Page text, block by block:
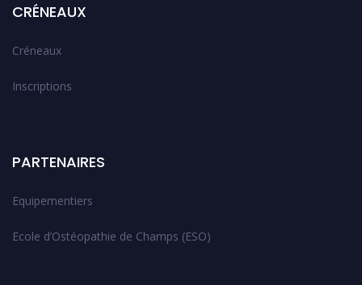
CRÉNEAUX
Créneaux
Inscriptions
PARTENAIRES
Equipementiers
Ecole d’Ostéopathie de Champs (ESO)